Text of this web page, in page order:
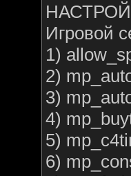
Игровой
1)
2)
3)
4)
5)
6)